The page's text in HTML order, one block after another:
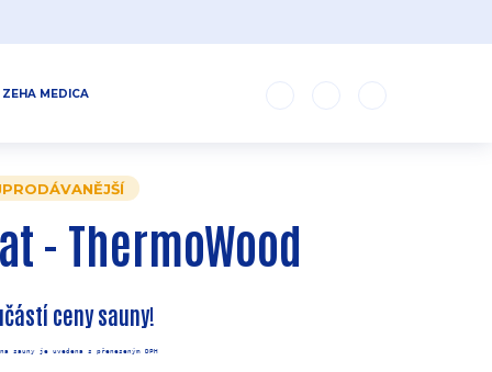
ZEHA MEDICA
- ThermoWood
ceny sauny!
sauny je uvedena s přeneseným DPH